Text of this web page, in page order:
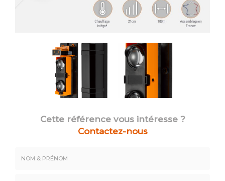
Cette référence vous intéresse ?
Contactez-nous